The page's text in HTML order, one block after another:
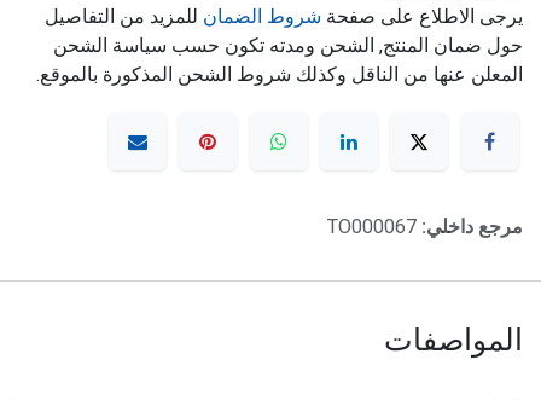
يرجى الاطلاع على صفحة شروط الضمان للمزيد من التفاصيل
حول ضمان المنتج, الشحن ومدته تكون حسب سياسة الشحن
المعلن عنها من الناقل وكذلك شروط الشحن المذكورة بالموقع.
مرجع داخلي: TO000067
المواصفات